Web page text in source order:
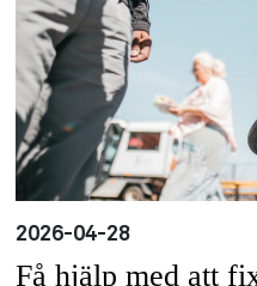
2026-04-28
Få hjälp med att